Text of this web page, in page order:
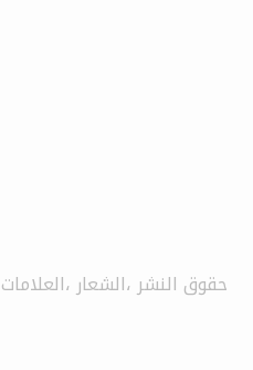
حقوق النشر ،الشعار